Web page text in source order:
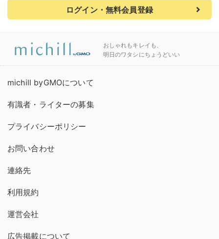
ログイン・無料会員登録
おしゃれもキレイも、
明日のワタシにちょうどいい
michill byGMOについて
有識者・ライターの募集
プライバシーポリシー
お問い合わせ
連絡先
利用規約
運営会社
広告掲載について